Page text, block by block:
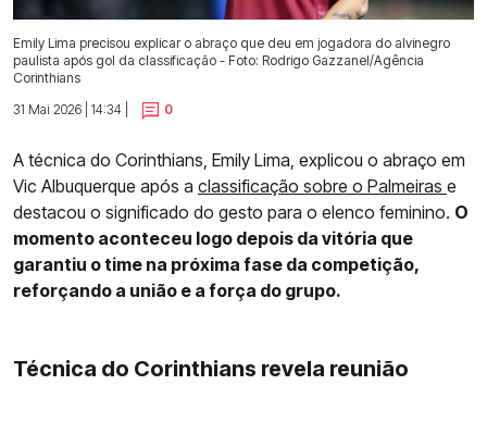
Emily Lima precisou explicar o abraço que deu em jogadora do alvinegro
paulista após gol da classificação - Foto: Rodrigo Gazzanel/Agência
Corinthians
31 Mai 2026 | 14:34 |
0
A técnica do Corinthians, Emily Lima, explicou o abraço em
Vic Albuquerque após a classificação sobre o Palmeiras e
destacou o significado do gesto para o elenco feminino. O
momento aconteceu logo depois da vitória que
garantiu o time na próxima fase da competição,
reforçando a união e a força do grupo.
Técnica do Corinthians revela reunião